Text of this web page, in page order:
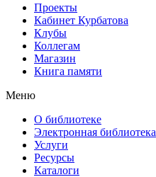
Проекты
Кабинет Курбатова
Клубы
Коллегам
Магазин
Книга памяти
Меню
О библиотеке
Электронная библиотека
Услуги
Ресурсы
Каталоги